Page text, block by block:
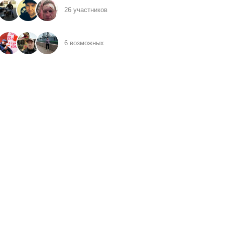
26 участников
6 возможных